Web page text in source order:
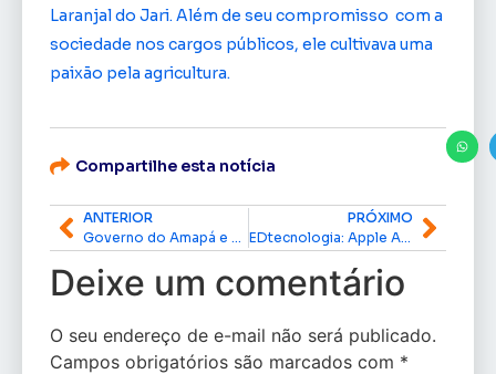
Laranjal do Jari. Além de seu compromisso com a
sociedade nos cargos públicos, ele cultivava uma
paixão pela agricultura.
Compartilhe esta notícia
ANTERIOR
PRÓXIMO
EDtecnologia: Apple AI, visionOS 2.0, iOS 18: O que esperar da Apple durante WWDC 2024
Deixe um comentário
O seu endereço de e-mail não será publicado.
Campos obrigatórios são marcados com *